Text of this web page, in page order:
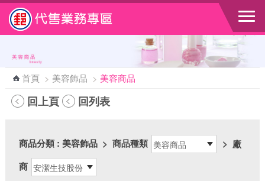
跳到主要內容區塊
首頁 > 美容飾品 > 美容商品
回上頁 回列表
商品分類: 美容飾品 > 商品種類 > 廠
商